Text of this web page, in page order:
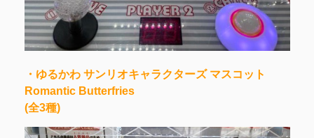
・ゆるかわ サンリオキャラクターズ マスコット
Romantic Butterfries
(全3種)